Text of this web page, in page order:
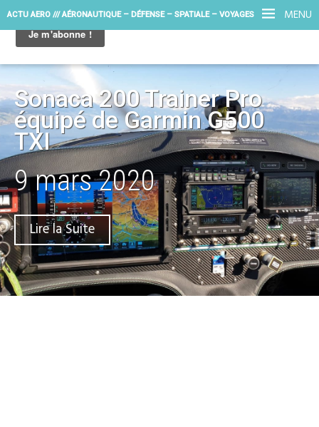
MENU
ACTU AERO /// AÉRONAUTIQUE – DÉFENSE – SPATIALE – VOYAGES
Sonaca 200 Trainer Pro
équipé de Garmin G500
TXI
9 mars 2020
Lire la Suite